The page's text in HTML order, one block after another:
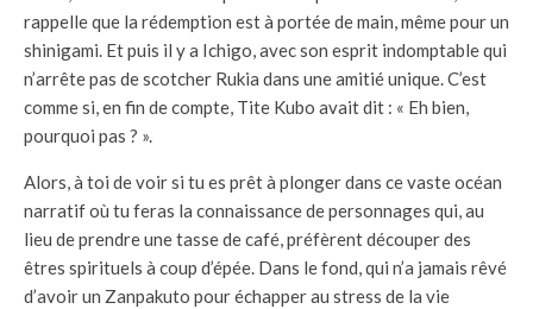
rappelle que la rédemption est à portée de main, même pour un
shinigami. Et puis il y a Ichigo, avec son esprit indomptable qui
n’arrête pas de scotcher Rukia dans une amitié unique. C’est
comme si, en fin de compte, Tite Kubo avait dit : « Eh bien,
pourquoi pas ? ».
Alors, à toi de voir si tu es prêt à plonger dans ce vaste océan
narratif où tu feras la connaissance de personnages qui, au
lieu de prendre une tasse de café, préfèrent découper des
êtres spirituels à coup d’épée. Dans le fond, qui n’a jamais rêvé
d’avoir un Zanpakuto pour échapper au stress de la vie